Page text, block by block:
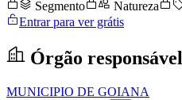
Segmento Natureza
Entrar para ver grátis
Órgão responsável
MUNICIPIO DE GOIANA